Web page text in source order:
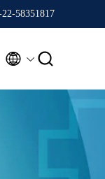
58351817
 